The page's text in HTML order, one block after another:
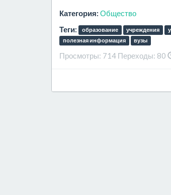
Категория: Общество
Теги:
образование учреждения
полезная информация
вузы
Просмотры: 714 Переходы: 80